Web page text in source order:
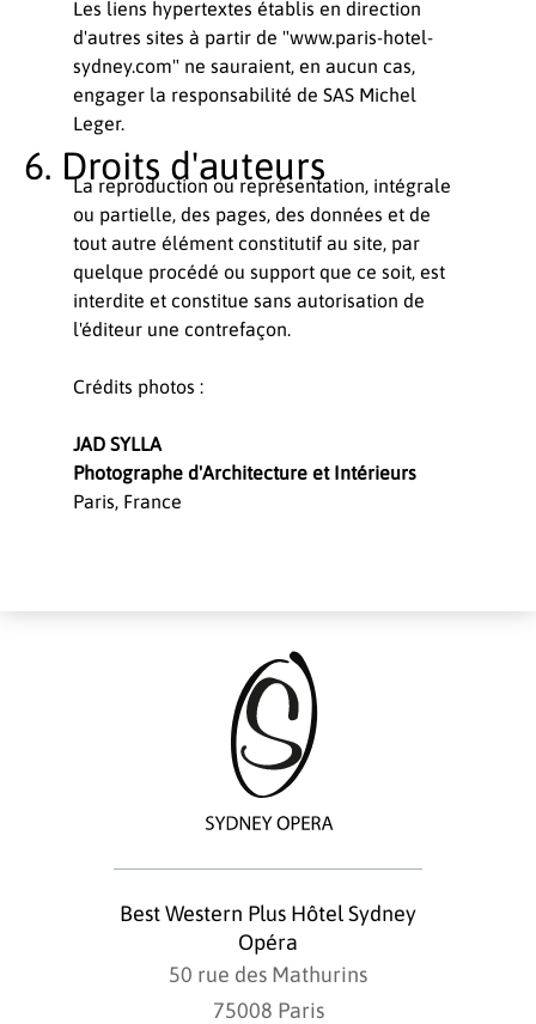
Les liens hypertextes établis en direction
d'autres sites à partir de "www.paris-hotel-
sydney.com" ne sauraient, en aucun cas,
engager la responsabilité de SAS Michel
Leger.
Droits d'auteurs
La reproduction ou représentation, intégrale
ou partielle, des pages, des données et de
tout autre élément constitutif au site, par
quelque procédé ou support que ce soit, est
interdite et constitue sans autorisation de
l'éditeur une contrefaçon.
Crédits photos :
JAD SYLLA
Photographe d'Architecture et Intérieurs
Paris, France
Best Western Plus Hôtel Sydney
Opéra
50 rue des Mathurins
75008 Paris